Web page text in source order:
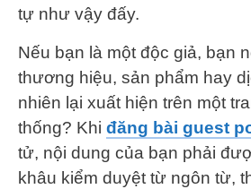
tự như vậy đấy.
Nếu bạn là một độc giả, bạn
thương hiệu, sản phẩm hay
nhiên lại xuất hiện trên một
thống? Khi đăng bài guest
tử, nội dung của bạn phải
khâu kiểm duyệt từ ngôn từ,